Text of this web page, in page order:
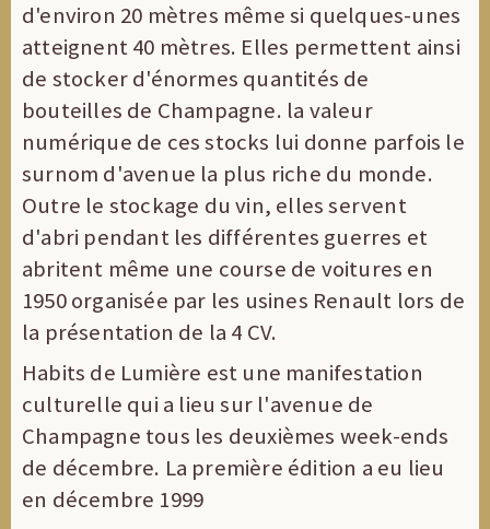
d'environ 20 mètres même si quelques-unes
atteignent 40 mètres. Elles permettent ainsi
de stocker d'énormes quantités de
bouteilles de Champagne. la valeur
numérique de ces stocks lui donne parfois le
surnom d'avenue la plus riche du monde.
Outre le stockage du vin, elles servent
d'abri pendant les différentes guerres et
abritent même une course de voitures en
1950 organisée par les usines Renault lors de
la présentation de la 4 CV.
Habits de Lumière est une manifestation
culturelle qui a lieu sur l'avenue de
Champagne tous les deuxièmes week-ends
de décembre. La première édition a eu lieu
en décembre 1999